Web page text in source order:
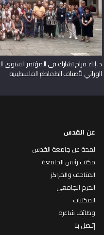
الوراثي لأصناف الطماطم الفلسطينية
عن القدس
لمحة عن جامعة القدس
مكتب رئيس الجامعة
المتاحف والمراكز
الحرم الجامعي
المكتبات
وظائف شاغرة
إتـصل بنا